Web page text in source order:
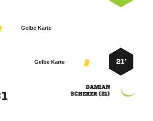
Gelbe Karte
21’
Gelbe Karte

 
